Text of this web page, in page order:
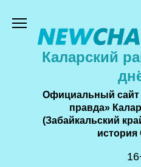
содержанию
Каларский
Официальный сайт
правда»
(Забайкальский
история